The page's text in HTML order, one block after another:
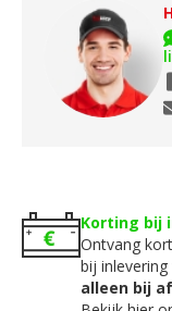
Korting bij
Ontvang
bij
alleen bij